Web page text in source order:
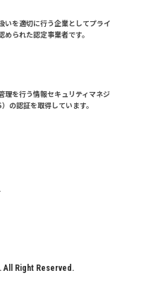
いを適切に行う企業としてプライ
られた認定事業者です。
理を行う情報セキュリティマネジ
の認証を取得しています。
Right Reserved.